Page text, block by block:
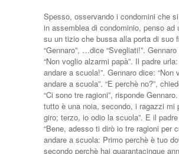
Spesso, osservando i condomini che
in assemblea di condominio, penso ad
su un tizio che bussa alla porta di suo
“Gennaro”, …dice “Svegliati!”.
“Non voglio alzarmi papà”. Il padre
andare a scuola!”. Gennaro dice: “Non
andare a scuola”. “E perchè no?”,
“Ci sono tre ragioni”, risponde
tutto è una noia, secondo, i ragazzi mi
giro; terzo, io odio la scuola”. E il
“Bene, adesso ti dirò io tre ragioni per
andare a scuola: Primo perchè è tuo
secondo perchè hai quarantacinque